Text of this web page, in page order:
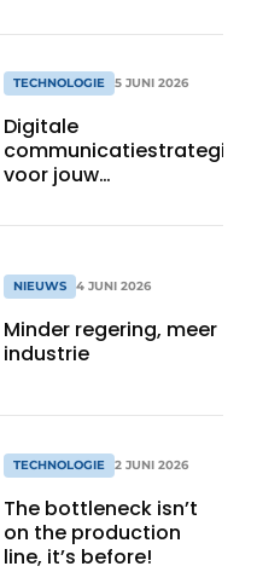
TECHNOLOGIE 5 JUNI 2026
Digitale
communicatiestrategie
voor jouw
NIEUWS 4 JUNI 2026
Minder regering, meer
industrie
TECHNOLOGIE 2 JUNI 2026
The bottleneck isn’t
on the production
line, it’s before!